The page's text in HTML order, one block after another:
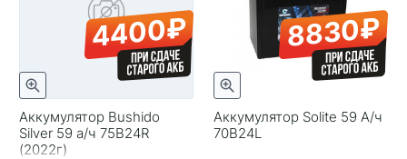
Аккумулятор Bushido
Silver 59 а/ч 75B24R
(2022г)
4400₽
Аккумулятор Solite 59 А/ч
70B24L
8830₽